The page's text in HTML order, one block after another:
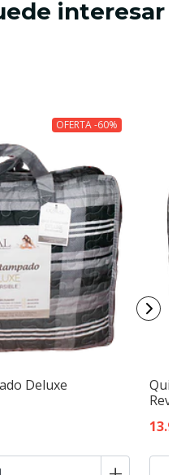
interesar
OFERTA -60%
Deluxe
Quilt